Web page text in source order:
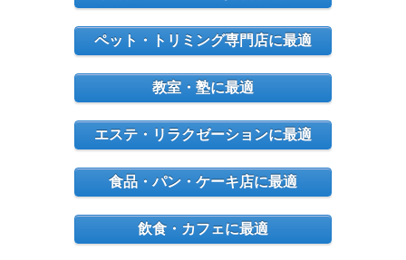
ペット・トリミング専門店に最適
教室・塾に最適
エステ・リラクゼーションに最適
食品・パン・ケーキ店に最適
飲食・カフェに最適